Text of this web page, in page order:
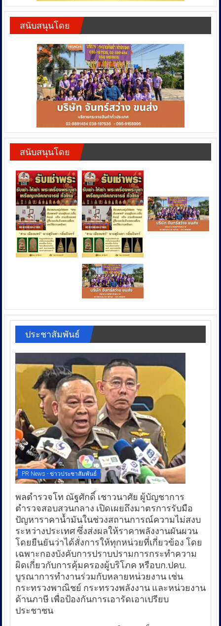
สนับสนุนโดย
สนับสนุนโดย
ประชาสัมพันธ์
PR News - ข่าวประชาสัมพันธ์
พลตำรวจโท ณัฐศักดิ์ เชาวนาศัย ผู้บัญชาการ
ตำรวจสอบสวนกลาง เปิดเผยถึงมาตรการรับมือ
ปัญหาราคาน้ำมันในช่วงสถานการณ์ความไม่สงบ
ระหว่างประเทศ ซึ่งส่งผลให้ราคาพลังงานผันผวน
โดยยืนยันว่าได้สั่งการให้ทุกหน่วยที่เกี่ยวข้อง โดย
เฉพาะกองบังคับการปราบปรามการกระทำความ
ผิดเกี่ยวกับการคุ้มครองผู้บริโภค หรือบก.ปคบ.
บูรณาการทำงานร่วมกับหลายหน่วยงาน เช่น
กระทรวงพาณิชย์ กระทรวงพลังงาน และหน่วยงาน
ด้านภาษี เพื่อป้องกันการเอารัดเอาเปรียบ
ประชาชน